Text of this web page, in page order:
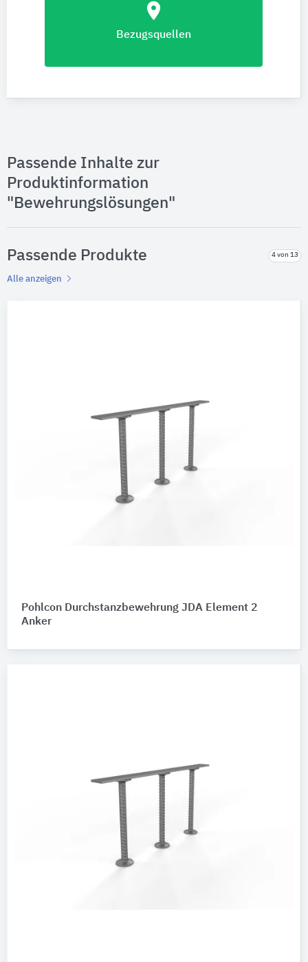
location_on
Bezugsquellen
Passende Inhalte zur
Produktinformation
"Bewehrungslösungen"
Passende Produkte 4 von 13
Alle anzeigen
Pohlcon Durchstanzbewehrung JDA Element 2
Anker